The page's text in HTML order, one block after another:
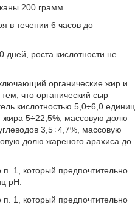
200 грамм.
в течении 6 часов до
роста кислотности не
органические жир и
что органический сыр
кислотностью 5,0÷6,0 единиц
5÷22,5%, массовую долю
3,5÷4,7%, массовую
долю жареного арахиса до
1, который предпочтительно
рН.
1, который предпочтительно